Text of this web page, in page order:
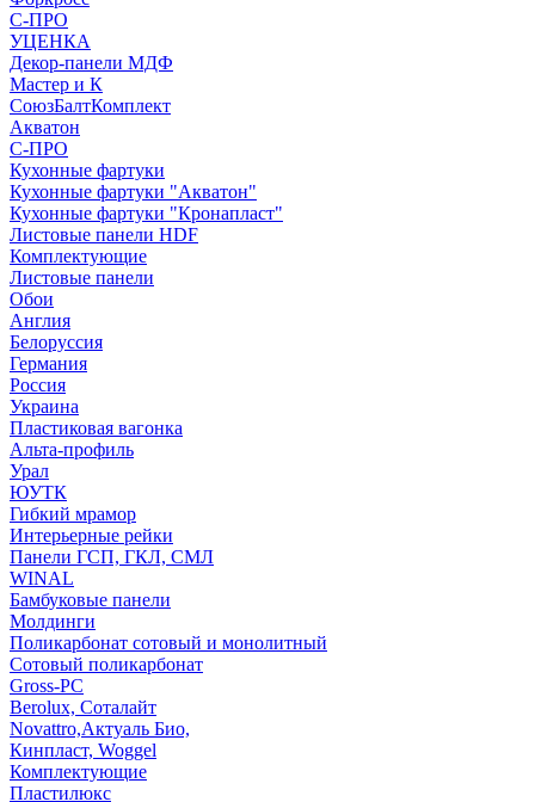
С-ПРО
УЦЕНКА
Декор-панели МДФ
Мастер и К
СоюзБалтКомплект
Акватон
С-ПРО
Кухонные фартуки
Кухонные фартуки "Акватон"
Кухонные фартуки "Кронапласт"
Листовые панели HDF
Комплектующие
Листовые панели
Обои
Англия
Белоруссия
Германия
Россия
Украина
Пластиковая вагонка
Альта-профиль
Урал
ЮУТК
Гибкий мрамор
Интерьерные рейки
Панели ГСП, ГКЛ, СМЛ
WINAL
Бамбуковые панели
Молдинги
Поликарбонат сотовый и монолитный
Сотовый поликарбонат
Gross-PC
Berolux, Соталайт
Novattro,Актуаль Био,
Кинпласт, Woggel
Комплектующие
Пластилюкс